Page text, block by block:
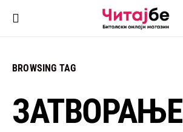
BROWSING TAG
ЗАТВОРАЊЕ